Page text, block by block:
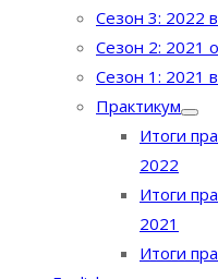
Сезон 3: 2022
Сезон 2: 2021
Сезон 1: 2021
Практикум
Итоги
2022
Итоги
2021
Итоги